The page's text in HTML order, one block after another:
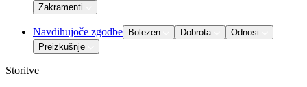
Zakramenti
Navdihujoče zgodbe Bolezen Dobrota
Odnosi
Preizkušnje
Storitve